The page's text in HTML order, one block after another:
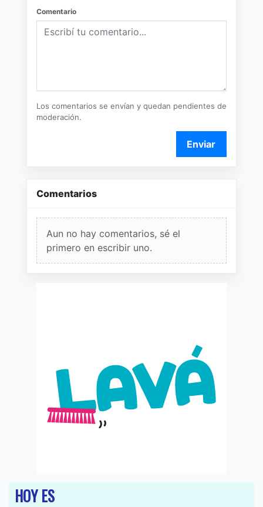
Comentario
Los comentarios se envían y quedan pendientes de
moderación.
Enviar
Comentarios
Aun no hay comentarios, sé el
primero en escribir uno.
HOY ES